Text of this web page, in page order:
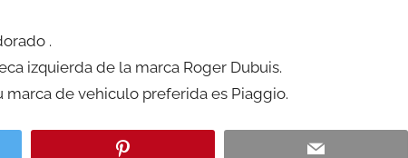
.
izquierda de la marca Roger Dubuis.
de vehiculo preferida es Piaggio.